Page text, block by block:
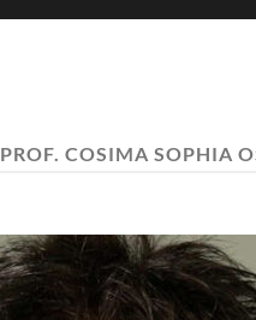
PROF. COSIMA SOPHIA